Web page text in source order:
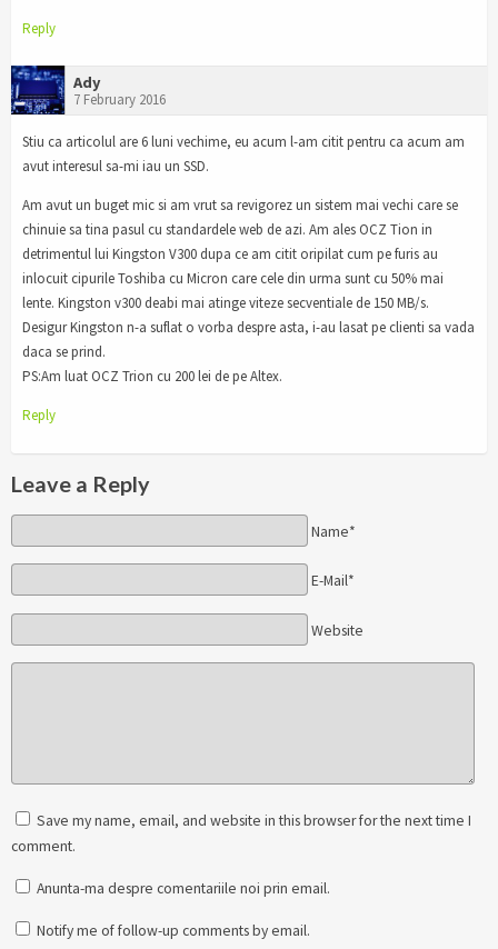
Reply
Ady
7 February 2016
Stiu ca articolul are 6 luni vechime, eu acum l-am citit pentru ca acum am
avut interesul sa-mi iau un SSD.
Am avut un buget mic si am vrut sa revigorez un sistem mai vechi care se
chinuie sa tina pasul cu standardele web de azi. Am ales OCZ Tion in
detrimentul lui Kingston V300 dupa ce am citit oripilat cum pe furis au
inlocuit cipurile Toshiba cu Micron care cele din urma sunt cu 50% mai
lente. Kingston v300 deabi mai atinge viteze secventiale de 150 MB/s.
Desigur Kingston n-a suflat o vorba despre asta, i-au lasat pe clienti sa vada
daca se prind.
PS:Am luat OCZ Trion cu 200 lei de pe Altex.
Reply
Leave a Reply
Name*
E-Mail*
Website
Save my name, email, and website in this browser for the next time I
comment.
Anunta-ma despre comentariile noi prin email.
Notify me of follow-up comments by email.